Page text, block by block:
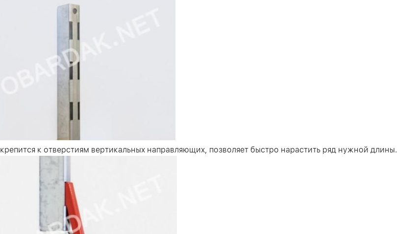
крепится к отверстиям вертикальных направляющих, позволяет быстро нарастить ряд нужной длины.